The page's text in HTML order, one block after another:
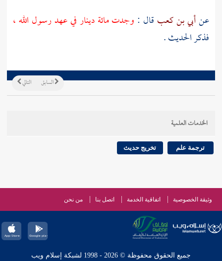
عنأبي بن كعب قال : وجدت مائة دينار في عهد رسول الله ،
فذكر الحديث .
التالي السابق
الخدمات العلمية
ترجمة علم تخريج حديث
وثيقة الخصوصية اتفاقية الخدمة اتصل بنا من نحن
جميع الحقوق محفوظة © 2026 - 1998 لشبكة إسلام ويب